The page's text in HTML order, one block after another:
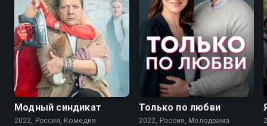
7.6
Модный синдикат
2022, Россия, Комедия
Только по любви
2022, Россия, Мелодрама